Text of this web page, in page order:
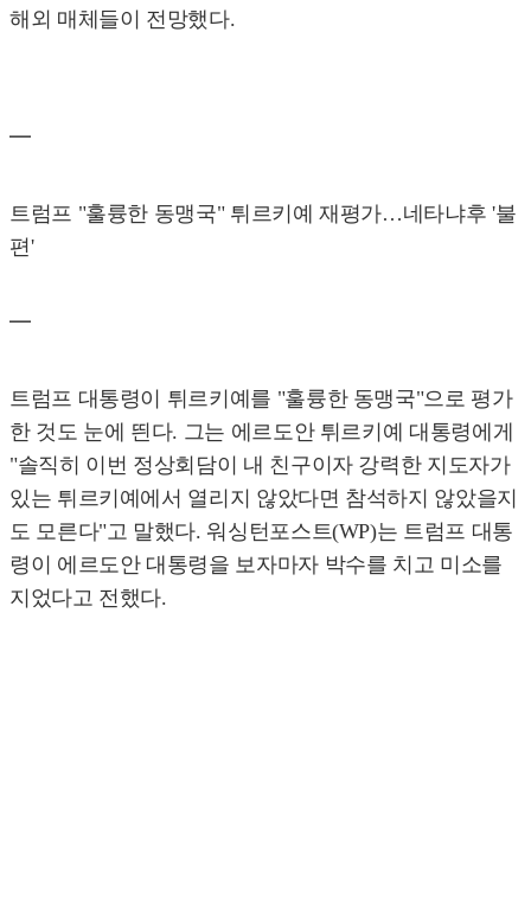
해외 매체들이 전망했다.
━
트럼프 "훌륭한 동맹국" 튀르키예 재평가…네타냐후 '불
편'
━
트럼프 대통령이 튀르키예를 "훌륭한 동맹국"으로 평가
한 것도 눈에 띈다. 그는 에르도안 튀르키예 대통령에게
"솔직히 이번 정상회담이 내 친구이자 강력한 지도자가
있는 튀르키예에서 열리지 않았다면 참석하지 않았을지
도 모른다"고 말했다. 워싱턴포스트(WP)는 트럼프 대통
령이 에르도안 대통령을 보자마자 박수를 치고 미소를
지었다고 전했다.